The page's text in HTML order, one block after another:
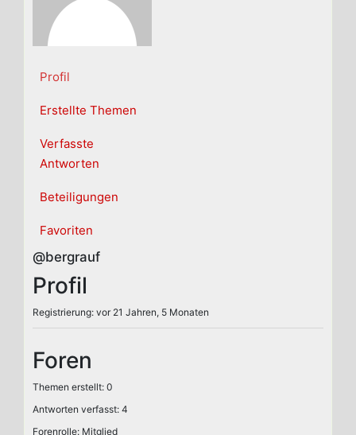
Profil
Erstellte Themen
Verfasste
Antworten
Beteiligungen
Favoriten
@bergrauf
Profil
Registrierung: vor 21 Jahren, 5 Monaten
Foren
Themen erstellt: 0
Antworten verfasst: 4
Forenrolle: Mitglied